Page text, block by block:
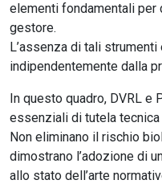
elementi fondamentali
gestore.
L’assenza di tali
indipendentemente dalla
In questo quadro, DVRL e
essenziali di tutela tecnica
Non eliminano il rischio
dimostrano l’adozione di
allo stato dell’arte